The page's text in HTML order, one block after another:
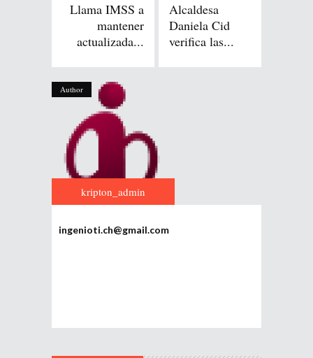
Llama IMSS a
mantener
actualizada...
Alcaldesa
Daniela Cid
verifica las...
Author
kripton_admin
ingenioti.ch@gmail.com